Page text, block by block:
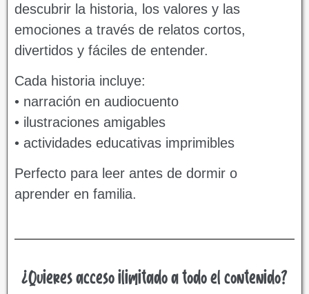
descubrir la historia, los valores y las
emociones a través de relatos cortos,
divertidos y fáciles de entender.
Cada historia incluye:
• narración en audiocuento
• ilustraciones amigables
• actividades educativas imprimibles
Perfecto para leer antes de dormir o
aprender en familia.
¿Quieres acceso ilimitado a todo el contenido?